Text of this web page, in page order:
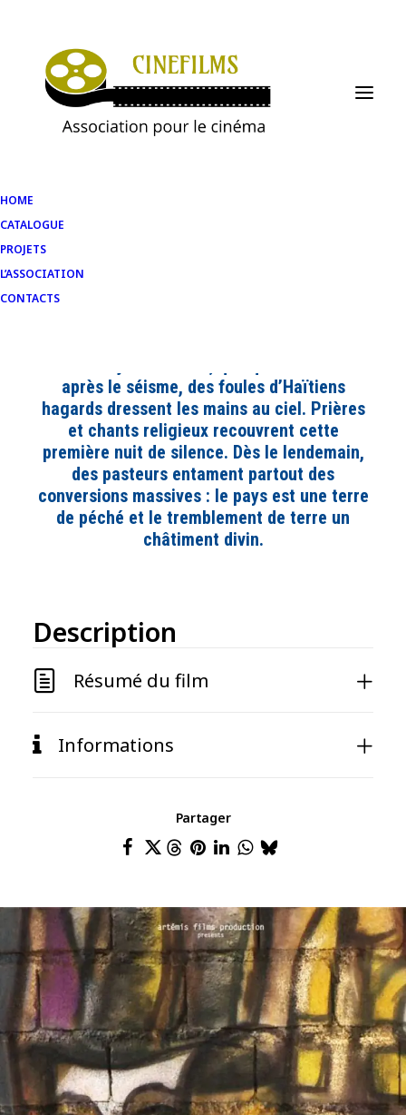
HOME
CATALOGUE
PROJETS
L’ASSOCIATION
CONTACTS
Haïti Bon Dye Bon
après le séisme, des foules d’Haïtiens
hagards dressent les mains au ciel. Prières
et chants religieux recouvrent cette
première nuit de silence. Dès le lendemain,
des pasteurs entament partout des
conversions massives : le pays est une terre
de péché et le tremblement de terre un
châtiment divin.
Description
Résumé du film
Informations
Partager